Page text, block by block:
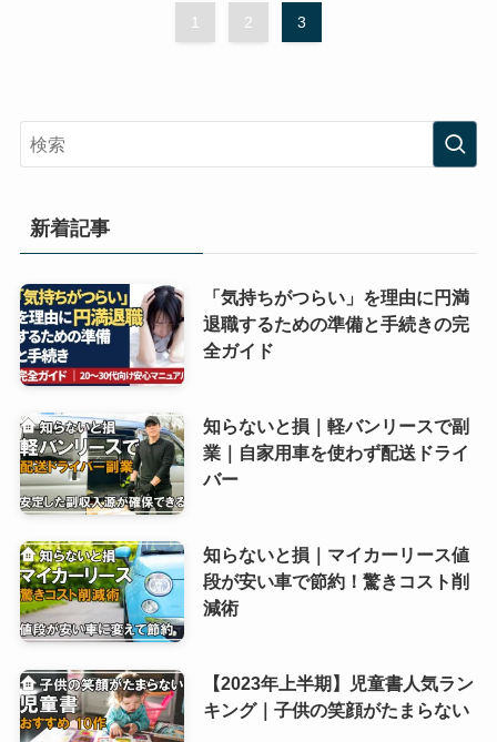
1 2 3
新着記事
「気持ちがつらい」を理由に円満
退職するための準備と手続きの完
全ガイド
知らないと損｜軽バンリースで副
業｜自家用車を使わず配送ドライ
バー
知らないと損｜マイカーリース値
段が安い車で節約！驚きコスト削
減術
【2023年上半期】児童書人気ラン
キング｜子供の笑顔がたまらない